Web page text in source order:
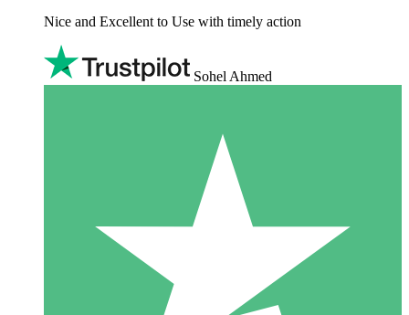
Nice and Excellent to Use with timely action
Sohel Ahmed